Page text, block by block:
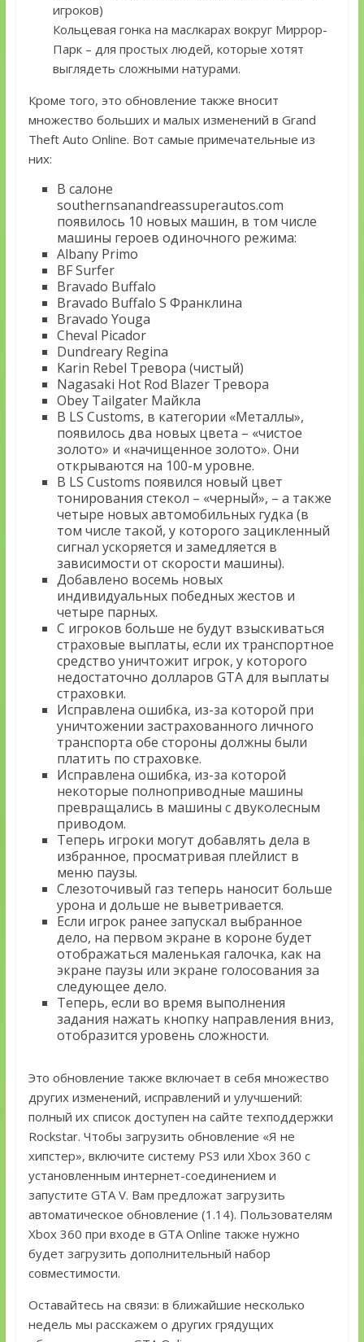
игроков)
Кольцевая гонка на маслкарах вокруг Миррор-
Парк – для простых людей, которые хотят
выглядеть сложными натурами.
Кроме того, это обновление также вносит
множество больших и малых изменений в Grand
Theft Auto Online. Вот самые примечательные из
них:
В салоне
southernsanandreassuperautos.com
появилось 10 новых машин, в том числе
машины героев одиночного режима:
Albany Primo
BF Surfer
Bravado Buffalo
Bravado Buffalo S Франклина
Bravado Youga
Cheval Picador
Dundreary Regina
Karin Rebel Тревора (чистый)
Nagasaki Hot Rod Blazer Тревора
Obey Tailgater Майкла
В LS Customs, в категории «Металлы»,
появилось два новых цвета – «чистое
золото» и «начищенное золото». Они
открываются на 100-м уровне.
В LS Customs появился новый цвет
тонирования стекол – «черный», – а также
четыре новых автомобильных гудка (в
том числе такой, у которого зацикленный
сигнал ускоряется и замедляется в
зависимости от скорости машины).
Добавлено восемь новых
индивидуальных победных жестов и
четыре парных.
С игроков больше не будут взыскиваться
страховые выплаты, если их транспортное
средство уничтожит игрок, у которого
недостаточно долларов GTA для выплаты
страховки.
Исправлена ошибка, из-за которой при
уничтожении застрахованного личного
транспорта обе стороны должны были
платить по страховке.
Исправлена ошибка, из-за которой
некоторые полноприводные машины
превращались в машины с двуколесным
приводом.
Теперь игроки могут добавлять дела в
избранное, просматривая плейлист в
меню паузы.
Слезоточивый газ теперь наносит больше
урона и дольше не выветривается.
Если игрок ранее запускал выбранное
дело, на первом экране в короне будет
отображаться маленькая галочка, как на
экране паузы или экране голосования за
следующее дело.
Теперь, если во время выполнения
задания нажать кнопку направления вниз,
отобразится уровень сложности.
Это обновление также включает в себя множество
других изменений, исправлений и улучшений:
полный их список доступен на сайте техподдержки
Rockstar. Чтобы загрузить обновление «Я не
хипстер», включите систему PS3 или Xbox 360 с
установленным интернет-соединением и
запустите GTA V. Вам предложат загрузить
автоматическое обновление (1.14). Пользователям
Xbox 360 при входе в GTA Online также нужно
будет загрузить дополнительный набор
совместимости.
Оставайтесь на связи: в ближайшие несколько
недель мы расскажем о других грядущих